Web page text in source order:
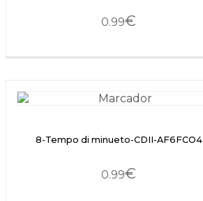
0.99€
8-Tempo di minueto-CDII-AF6FCO4
0.99€